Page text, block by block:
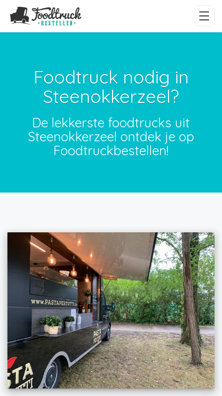
Foodtruck nodig in
Steenokkerzeel?
De lekkerste foodtrucks uit
Steenokkerzeel ontdek je op
Foodtruckbestellen!